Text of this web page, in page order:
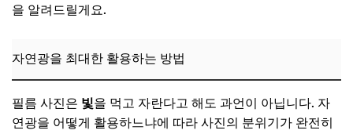
을 알려드릴게요.
자연광을 최대한 활용하는 방법
필름 사진은 빛을 먹고 자란다고 해도 과언이 아닙니다. 자
연광을 어떻게 활용하느냐에 따라 사진의 분위기가 완전히